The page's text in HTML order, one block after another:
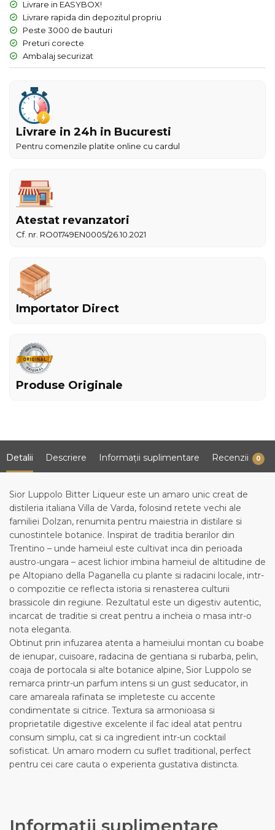
Livrare in EASYBOX!
Livrare rapida din depozitul propriu
Peste 3000 de bauturi
Preturi corecte
Ambalaj securizat
Livrare in 24h in Bucuresti
Pentru comenzile platite online cu cardul
Atestat revanzatori
Cf. nr. RO01749EN0005/26.10.2021
Importator Direct
Produse Originale
Detalii Descriere Informații suplimentare Recenzii 0
Sior Luppolo Bitter Liqueur este un amaro unic creat de
distileria italiana Villa de Varda, folosind retete vechi ale
familiei Dolzan, renumita pentru maiestria in distilare si
cunostintele botanice. Inspirat de traditia berarilor din
Trentino – unde hameiul este cultivat inca din perioada
austro‑ungara – acest lichior imbina hameiul de altitudine de
pe Altopiano della Paganella cu plante si radacini locale, intr-
o compozitie ce reflecta istoria si renasterea culturii
brassicole din regiune. Rezultatul este un digestiv autentic,
incarcat de traditie si creat pentru a incheia o masa intr-o
nota eleganta.
Obtinut prin infuzarea atenta a hameiului montan cu boabe
de ienupar, cuisoare, radacina de gentiana si rubarba, pelin,
coaja de portocala si alte botanice alpine, Sior Luppolo se
remarca printr-un parfum intens si un gust seducator, in
care amareala rafinata se impleteste cu accente
condimentate si citrice. Textura sa armonioasa si
proprietatile digestive excelente il fac ideal atat pentru
consum simplu, cat si ca ingredient intr-un cocktail
sofisticat. Un amaro modern cu suflet traditional, perfect
pentru cei care cauta o experienta gustativa distincta.